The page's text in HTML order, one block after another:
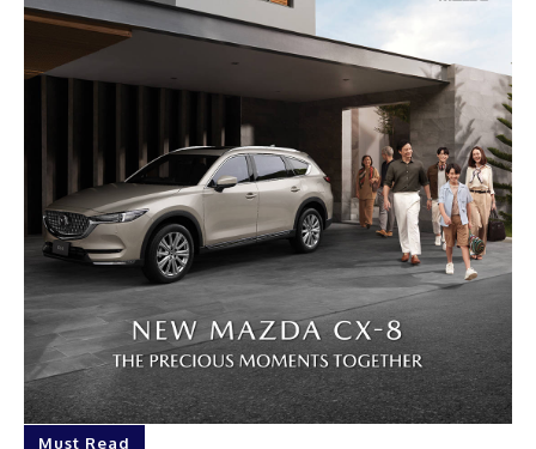
Must Read